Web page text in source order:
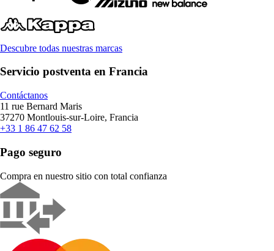
Descubre todas nuestras marcas
Servicio postventa en Francia
Contáctanos
11 rue Bernard Maris
37270 Montlouis-sur-Loire, Francia
+33 1 86 47 62 58
Pago seguro
Compra en nuestro sitio con total confianza